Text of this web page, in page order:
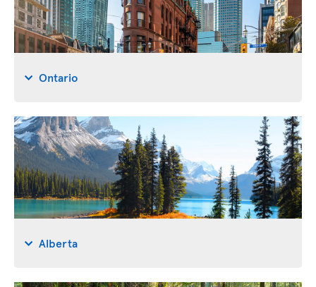
Ontario
Alberta